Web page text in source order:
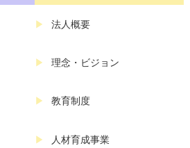
法人概要
理念・ビジョン
教育制度
人材育成事業